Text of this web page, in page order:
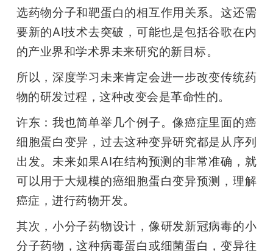
选药物分子和靶蛋白的相互作用关系。这还需
要新的AI技术去突破，可能也是包括谷歌在内
的产业界和学术界未来研究的新目标。
所以，深度学习未来肯定会进一步改变传统药
物的研发过程，这种改变会是革命性的。
许东：我也简单举几个例子。像癌症里面的癌
细胞蛋白变异，过去这种变异研究都是从序列
出发。未来如果AI在结构预测的非常准确，就
可以用于大规模的癌细胞蛋白变异预测，理解
癌症，进行药物开发。
其次，小分子药物设计，像研发新冠病毒的小
分子药物，这种病毒蛋白或细菌蛋白，变异往